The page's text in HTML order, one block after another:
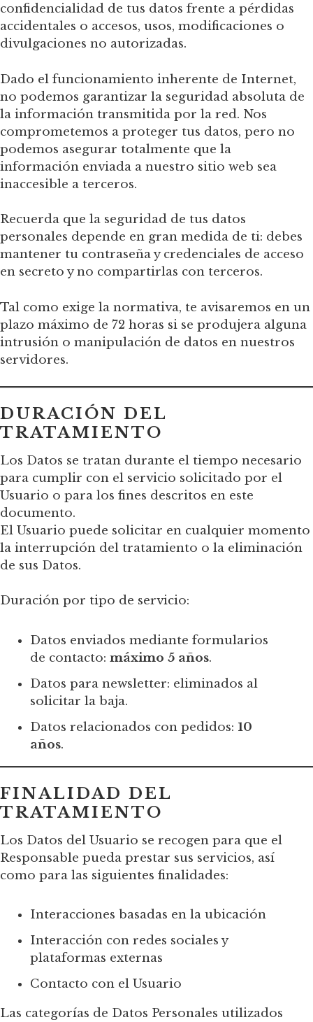
confidencialidad de tus datos frente a pérdidas
accidentales o accesos, usos, modificaciones o
divulgaciones no autorizadas.
Dado el funcionamiento inherente de Internet,
no podemos garantizar la seguridad absoluta de
la información transmitida por la red. Nos
comprometemos a proteger tus datos, pero no
podemos asegurar totalmente que la
información enviada a nuestro sitio web sea
inaccesible a terceros.
Recuerda que la seguridad de tus datos
personales depende en gran medida de ti: debes
mantener tu contraseña y credenciales de acceso
en secreto y no compartirlas con terceros.
Tal como exige la normativa, te avisaremos en un
plazo máximo de 72 horas si se produjera alguna
intrusión o manipulación de datos en nuestros
servidores.
DURACIÓN DEL
TRATAMIENTO
Los Datos se tratan durante el tiempo necesario
para cumplir con el servicio solicitado por el
Usuario o para los fines descritos en este
documento.
El Usuario puede solicitar en cualquier momento
la interrupción del tratamiento o la eliminación
de sus Datos.
Duración por tipo de servicio:
Datos enviados mediante formularios
de contacto: máximo 5 años.
Datos para newsletter: eliminados al
solicitar la baja.
Datos relacionados con pedidos: 10
años.
FINALIDAD DEL
TRATAMIENTO
Los Datos del Usuario se recogen para que el
Responsable pueda prestar sus servicios, así
como para las siguientes finalidades:
Interacciones basadas en la ubicación
Interacción con redes sociales y
plataformas externas
Contacto con el Usuario
Las categorías de Datos Personales utilizados